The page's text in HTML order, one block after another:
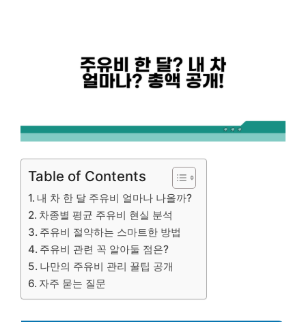
Table of Contents
내 차 한 달 주유비 얼마나 나올까?
차종별 평균 주유비 현실 분석
주유비 절약하는 스마트한 방법
주유비 관련 꼭 알아둘 점은?
나만의 주유비 관리 꿀팁 공개
자주 묻는 질문